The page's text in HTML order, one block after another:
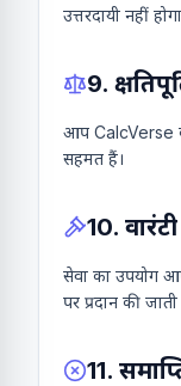
उत्तरदायी नहीं
9.
आप CalcVerse
सहमत हैं।
10.
सेवा का उपयोग
पर प्रदान की जाती
11.